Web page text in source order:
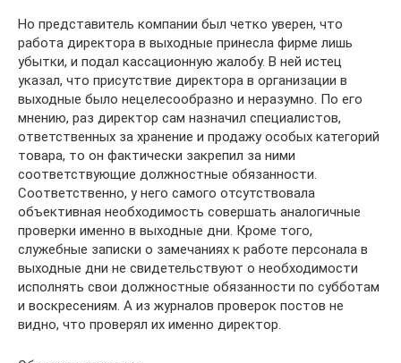
Но представитель компании был четко уверен, что
работа директора в выходные принесла фирме лишь
убытки, и подал кассационную жалобу. В ней истец
указал, что присутствие директора в организации в
выходные было нецелесообразно и неразумно. По его
мнению, раз директор сам назначил специалистов,
ответственных за хранение и продажу особых категорий
товара, то он фактически закрепил за ними
соответствующие должностные обязанности.
Соответственно, у него самого отсутствовала
объективная необходимость совершать аналогичные
проверки именно в выходные дни. Кроме того,
служебные записки о замечаниях к работе персонала в
выходные дни не свидетельствуют о необходимости
исполнять свои должностные обязанности по субботам
и воскресениям. А из журналов проверок постов не
видно, что проверял их именно директор.